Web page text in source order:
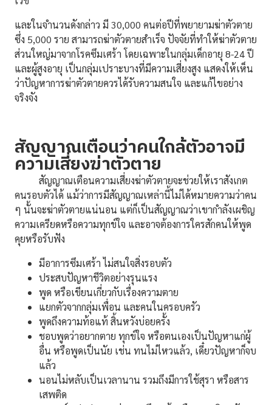
และในจำนวนดังกล่าว มี 30,000 คนต่อปีที่พยายามฆ่าตัวตาย
ซึ่ง 5,000 ราย สามารถฆ่าตัวตายสำเร็จ ปัจจัยที่ทำให้ฆ่าตัวตาย
ส่วนใหญ่มาจากโรคซึมเศร้า โดยเฉพาะในกลุ่มเด็กอายุ 8-24 ปี
และผู้สูงอายุ เป็นกลุ่มเปราะบางที่มีความเสี่ยงสูง แสดงให้เห็น
ว่าปัญหาการฆ่าตัวตายควรได้รับความสนใจ และแก้ไขอย่าง
จริงจัง
สัญญาณเตือนว่าคนใกล้ตัวอาจมี
ความเสี่ยงฆ่าตัวตาย
สัญญาณเตือนความเสี่ยงฆ่าตัวตายจะช่วยให้เราสังเกต
คนรอบตัวได้ แม้ว่าการมีสัญญาณเหล่านี้ไม่ได้หมายความว่าคน
ๆ นั้นจะฆ่าตัวตายแน่นอน แต่ก็เป็นสัญญาณว่าเขากำลังเผชิญ
ความเครียดหรือความทุกข์ใจ และอาจต้องการใครสักคนให้พูด
คุยหรือรับฟัง
มีอาการซึมเศร้า ไม่สนใจสิ่งรอบตัว
ประสบปัญหาชีวิตอย่างรุนแรง
พูด หรือเขียนเกี่ยวกับเรื่องความตาย
แยกตัวจากกลุ่มเพื่อน และคนในครอบครัว
พูดถึงความท้อแท้ สิ้นหวังบ่อยครั้ง
ชอบพูดว่าอยากตาย ทุกข์ใจ หรือตนเองเป็นปัญหาแก่ผู้
อื่น หรือพูดเป็นนัย เช่น ทนไม่ไหวแล้ว, เดี๋ยวปัญหาก็จบ
แล้ว
นอนไม่หลับเป็นเวลานาน รวมถึงมีการใช้สุรา หรือสาร
เสพติด